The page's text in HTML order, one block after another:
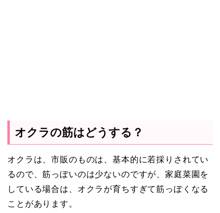
オクラの筋はどうする？
オクラは、市販のものは、基本的に若採りされてい
るので、筋っぽいのは少ないのですが、家庭菜園を
している場合は、オクラが育ちすぎて筋っぽくなる
ことがあります。